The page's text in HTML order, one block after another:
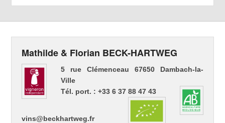
Mathilde & Florian BECK-HARTWEG
5 rue Clémenceau 67650 Dambach-la-
Ville
Tél. port. : +33 6 37 88 47 43
vins@beckhartweg.fr